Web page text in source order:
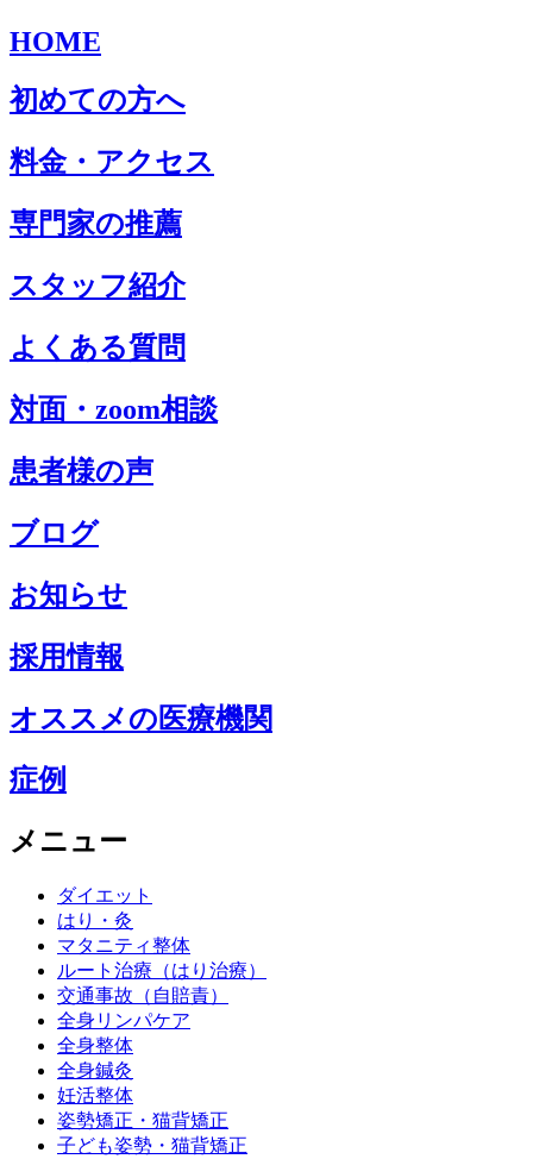
HOME
初めての方へ
料金・アクセス
専門家の推薦
スタッフ紹介
よくある質問
対面・zoom相談
患者様の声
ブログ
お知らせ
採用情報
オススメの医療機関
症例
メニュー
ダイエット
はり・灸
マタニティ整体
ルート治療（はり治療）
交通事故（自賠責）
全身リンパケア
全身整体
全身鍼灸
妊活整体
姿勢矯正・猫背矯正
子ども姿勢・猫背矯正